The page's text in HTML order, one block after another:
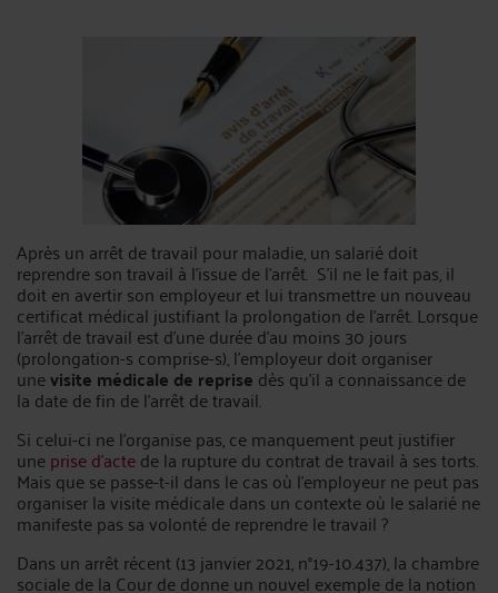
Après un arrêt de travail pour maladie, un salarié doit
reprendre son travail à l’issue de l’arrêt. S’il ne le fait pas, il
doit en avertir son employeur et lui transmettre un nouveau
certificat médical justifiant la prolongation de l’arrêt. Lorsque
l’arrêt de travail est d’une durée d’au moins 30 jours
(prolongation-s comprise-s), l’employeur doit organiser
unevisite médicale de reprise dès qu’il a connaissance de
la date de fin de l’arrêt de travail.
Si celui-ci ne l’organise pas, ce manquement peut justifier
uneprise d’actede la rupture du contrat de travail à ses torts.
Mais que se passe-t-il dans le cas où l’employeur ne peut pas
organiser la visite médicale dans un contexte où le salarié ne
manifeste pas sa volonté de reprendre le travail ?
Dans un arrêt récent (13 janvier 2021, n°19-10.437), la chambre
sociale de la Cour de donne un nouvel exemple de la notion